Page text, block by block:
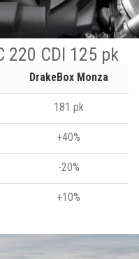
220 CDI 125 pk
DrakeBox Monza
181 pk
+40%
-20%
+10%